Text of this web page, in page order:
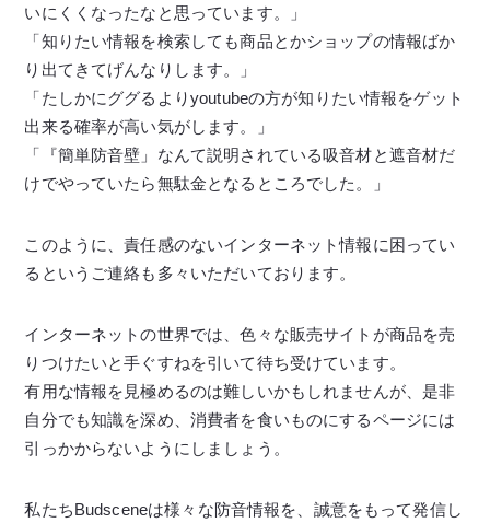
いにくくなったなと思っています。」
「知りたい情報を検索しても商品とかショップの情報ばか
り出てきてげんなりします。」
「たしかにググるよりyoutubeの方が知りたい情報をゲット
出来る確率が高い気がします。」
「『簡単防音壁」なんて説明されている吸音材と遮音材だ
けでやっていたら無駄金となるところでした。」
このように、責任感のないインターネット情報に困ってい
るというご連絡も多々いただいております。
インターネットの世界では、色々な販売サイトが商品を売
りつけたいと手ぐすねを引いて待ち受けています。
有用な情報を見極めるのは難しいかもしれませんが、是非
自分でも知識を深め、消費者を食いものにするページには
引っかからないようにしましょう。
私たちBudsceneは様々な防音情報を、誠意をもって発信し